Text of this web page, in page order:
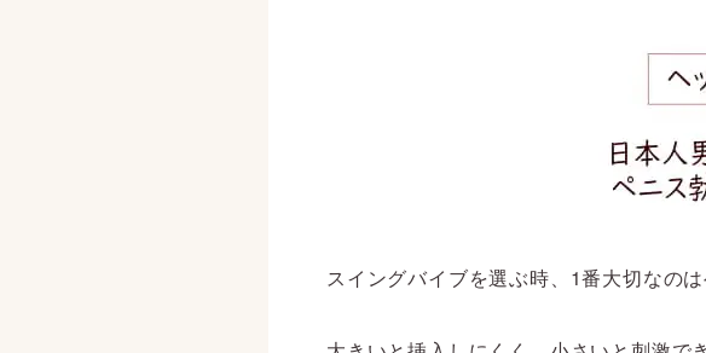
スイングバイブを選ぶ時、1番大切なの